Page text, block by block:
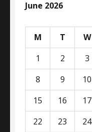
June 2026
M T W
1
2 3
8
9 10
15
16 17
22
23 24